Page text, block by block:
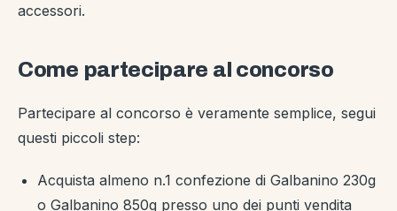
accessori.
Come partecipare al concorso
Partecipare al concorso è veramente semplice, segui
questi piccoli step:
Acquista almeno n.1 confezione di Galbanino 230g
o Galbanino 850g presso uno dei punti vendita